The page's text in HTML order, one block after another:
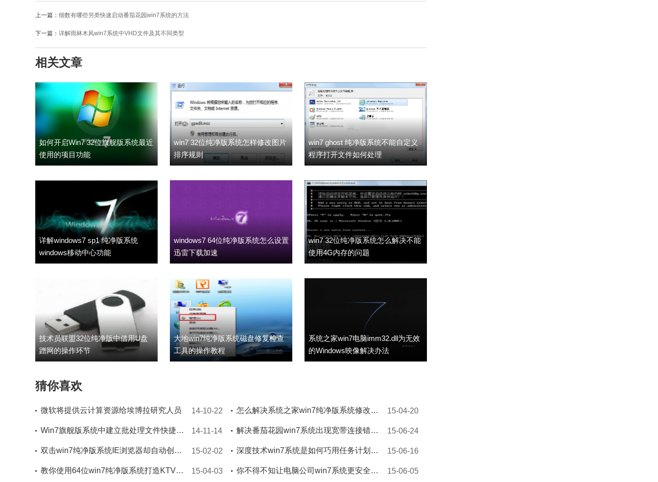
上一篇： 细数有哪些另类快速启动番茄花园win7系统的方法
下一篇： 详解雨林木风win7系统中VHD文件及其不同类型
相关文章
如何开启Win7 32位旗舰版系统最近
使用的项目功能
win7 32位纯净版系统怎样修改图片
排序规则
win7 ghost 纯净版系统不能自定义
程序打开文件如何处理
详解windows7 sp1 纯净版系统
windows移动中心功能
windows7 64位纯净版系统怎么设置
迅雷下载加速
win7 32位纯净版系统怎么解决不能
使用4G内存的问题
技术员联盟32位纯净版中借用U盘
蹭网的操作环节
大地win7纯净版系统磁盘修复检查
工具的操作教程
系统之家win7电脑imm32.dll为无效
的Windows映像解决办法
猜你喜欢
微软将提供云计算资源给埃博拉研究人员 14-10-22
Win7旗舰版系统中建立批处理文件快捷切换IP 14-11-14
双击win7纯净版系统IE浏览器却自动创建快捷方式怎么办 15-02-02
教你使用64位win7纯净版系统打造KTV伴唱效果 15-04-03
怎么解决系统之家win7纯净版系统修改桌面右下角时间无法用的问题 15-04-20
解决番茄花园win7系统出现宽带连接错误691问题方法 15-06-24
深度技术win7系统是如何巧用任务计划搞定自动关机的步骤 15-06-16
你不得不知让电脑公司win7系统更安全的五大须知 15-06-05